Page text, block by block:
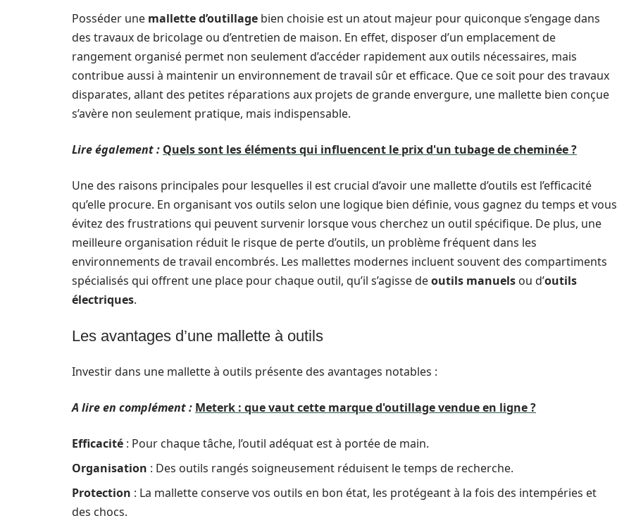
Posséder une mallette d’outillage bien choisie est un atout majeur pour quiconque s’engage dans
des travaux de bricolage ou d’entretien de maison. En effet, disposer d’un emplacement de
rangement organisé permet non seulement d’accéder rapidement aux outils nécessaires, mais
contribue aussi à maintenir un environnement de travail sûr et efficace. Que ce soit pour des travaux
disparates, allant des petites réparations aux projets de grande envergure, une mallette bien conçue
s’avère non seulement pratique, mais indispensable.
Lire également : Quels sont les éléments qui influencent le prix d'un tubage de cheminée ?
Une des raisons principales pour lesquelles il est crucial d’avoir une mallette d’outils est l’efficacité
qu’elle procure. En organisant vos outils selon une logique bien définie, vous gagnez du temps et vous
évitez des frustrations qui peuvent survenir lorsque vous cherchez un outil spécifique. De plus, une
meilleure organisation réduit le risque de perte d’outils, un problème fréquent dans les
environnements de travail encombrés. Les mallettes modernes incluent souvent des compartiments
spécialisés qui offrent une place pour chaque outil, qu’il s’agisse deoutils manuels ou d’outils
électriques.
Les avantages d’une mallette à outils
Investir dans une mallette à outils présente des avantages notables :
A lire en complément : Meterk : que vaut cette marque d'outillage vendue en ligne ?
Efficacité : Pour chaque tâche, l’outil adéquat est à portée de main.
Organisation : Des outils rangés soigneusement réduisent le temps de recherche.
Protection : La mallette conserve vos outils en bon état, les protégeant à la fois des intempéries et
des chocs.